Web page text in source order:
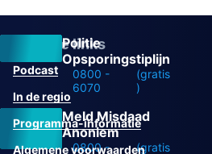
Politie
Opsporingstiplijn
0800 -
6070
(gratis
)
Meld Misdaad
Anoniem
0800 -
(gratis
Overige links
Podcast
In de regio
Programma-informatie
Algemene voorwaarden